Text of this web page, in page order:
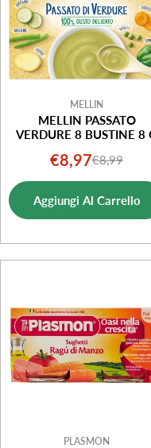
MELLIN
MELLIN PASSATO
VERDURE 8 BUSTINE 8
Prezzo
di
vendita
€8,97Prezzo
normale
€8,99
Aggiungi Al Carrello
PLASMON